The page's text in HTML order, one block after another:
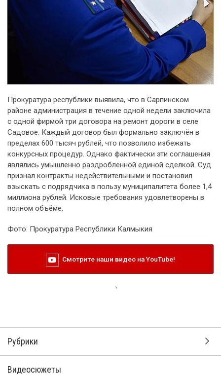
Прокуратура республики выявила, что в Сарпинском
районе администрация в течение одной недели заключила
с одной фирмой три договора на ремонт дороги в селе
Садовое. Каждый договор был формально заключён в
пределах 600 тысяч рублей, что позволило избежать
конкурсных процедур. Однако фактически эти соглашения
являлись умышленно раздробленной единой сделкой. Суд
признал контракты недействительными и постановил
взыскать с подрядчика в пользу муниципалитета более 1,4
миллиона рублей. Исковые требования удовлетворены в
полном объёме.
Фото: Прокуратура Республики Калмыкия
Смотрите наши видео на YouTube!
Рубрики
Видеосюжеты